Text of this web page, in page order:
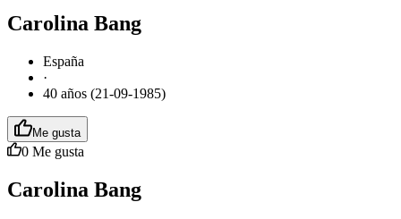
Carolina Bang
España
·
40 años (21-09-1985)
Me gusta
0 Me gusta
Carolina Bang